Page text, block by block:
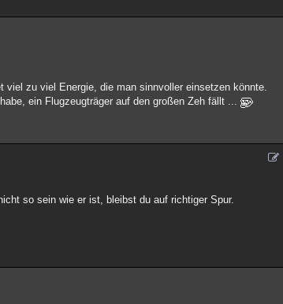
zu viel Energie, die man sinnvoller einsetzen könnte.
ein Flugzeugträger auf den großen Zeh fällt ...
so sein wie er ist, bleibst du auf richtiger Spur.